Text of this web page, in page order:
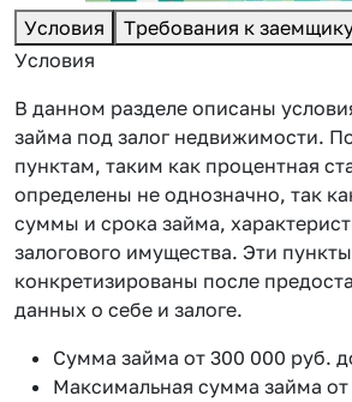
Условия
Требования к
Условия
В данном разделе описаны
займа под залог недвижимости.
пунктам, таким как процентная
определены не однозначно, так
суммы и срока займа,
залогового имущества. Эти
конкретизированы после
данных о себе и залоге.
Сумма займа от 300 000 руб.
Максимальная сумма займа